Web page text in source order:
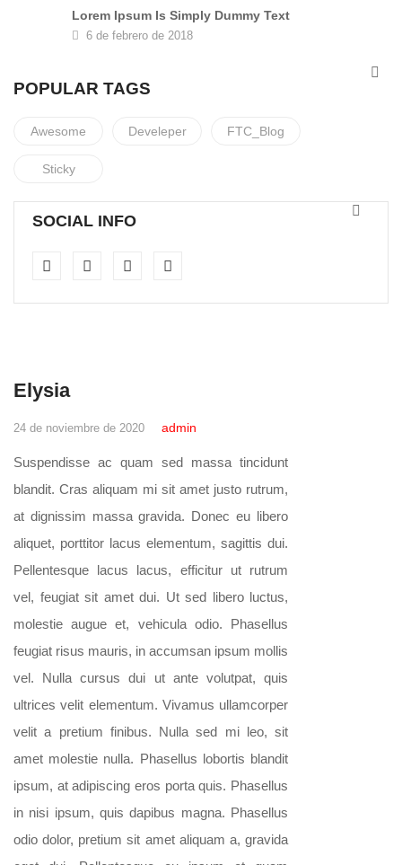
Lorem Ipsum Is Simply Dummy Text
6 de febrero de 2018
POPULAR TAGS
Awesome Develeper FTC_Blog
Sticky
SOCIAL INFO
Elysia
24 de noviembre de 2020 admin
Suspendisse ac quam sed massa tincidunt
blandit. Cras aliquam mi sit amet justo rutrum,
at dignissim massa gravida. Donec eu libero
aliquet, porttitor lacus elementum, sagittis dui.
Pellentesque lacus lacus, efficitur ut rutrum
vel, feugiat sit amet dui. Ut sed libero luctus,
molestie augue et, vehicula odio. Phasellus
feugiat risus mauris, in accumsan ipsum mollis
vel. Nulla cursus dui ut ante volutpat, quis
ultrices velit elementum. Vivamus ullamcorper
velit a pretium finibus. Nulla sed mi leo, sit
amet molestie nulla. Phasellus lobortis blandit
ipsum, at adipiscing eros porta quis. Phasellus
in nisi ipsum, quis dapibus magna. Phasellus
odio dolor, pretium sit amet aliquam a, gravida